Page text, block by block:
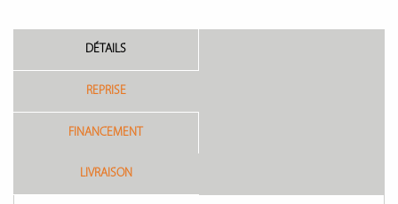
DÉTAILS
REPRISE
FINANCEMENT
LIVRAISON